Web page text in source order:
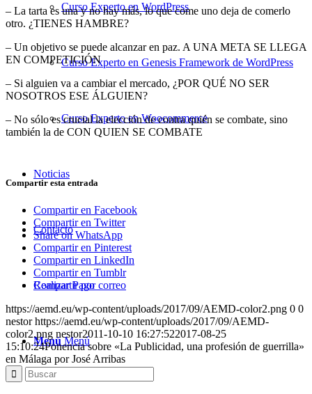
Curso Experto en WordPress
Curso Experto en Genesis Framework de WordPress
Curso Experto en Woocommerce
Noticias
Contacto
Realizar Pago
Menú Menú
– La tarta es una y no hay más, lo que come uno deja de comerlo
otro. ¿TIENES HAMBRE?
– Un objetivo se puede alcanzar en paz. A UNA META SE LLEGA
EN COMPETICIÓN
– Si alguien va a cambiar el mercado, ¿POR QUÉ NO SER
NOSOTROS ESE ÁLGUIEN?
– No sólo es crucial la elección de contra quién se combate, sino
también la de CON QUIEN SE COMBATE
Compartir esta entrada
Compartir en Facebook
Compartir en Twitter
Share on WhatsApp
Compartir en Pinterest
Compartir en LinkedIn
Compartir en Tumblr
Compartir por correo
https://aemd.eu/wp-content/uploads/2017/09/AEMD-color2.png 0 0
nestor https://aemd.eu/wp-content/uploads/2017/09/AEMD-
color2.png nestor2011-10-10 16:27:522017-08-25
15:10:24Ponencia sobre «La Publicidad, una profesión de guerrilla»
en Málaga por José Arribas